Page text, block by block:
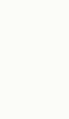
Au
Vallée
De vallons
de fil